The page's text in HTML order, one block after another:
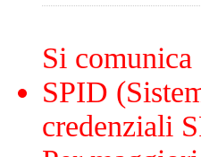
Si
SPID
credenziali